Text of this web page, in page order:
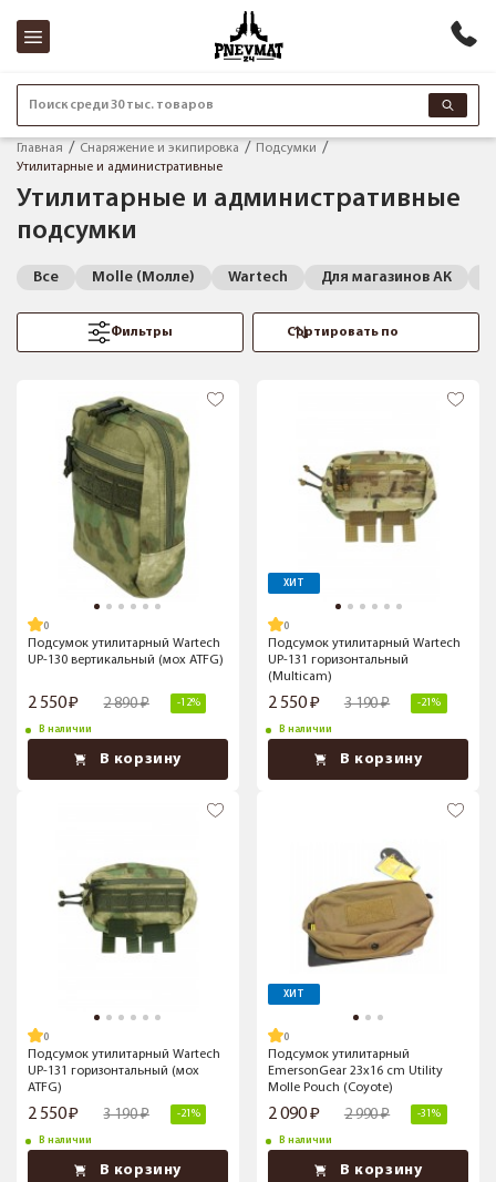
Поиск среди 30 тыс. товаров
Главная Снаряжение и экипировка
Подсумки
Утилитарные и административные
Утилитарные и административные
подсумки
Все Molle (Молле) Wartech Для магазинов АК
Фильтры
Подсумок утилитарный Wartech
UP-130 вертикальный (мох ATFG)
2 550 2 890 -12%
В наличии
В корзину
ХИТ
Подсумок утилитарный Wartech
UP-131 горизонтальный
(Multicam)
2 550 3 190 -21%
В наличии
В корзину
Подсумок утилитарный Wartech
UP-131 горизонтальный (мох
ATFG)
2 550 3 190 -21%
В наличии
В корзину
ХИТ
Подсумок утилитарный
EmersonGear 23x16 cm Utility
Molle Pouch (Coyote)
2 090 2 990 -31%
В наличии
В корзину